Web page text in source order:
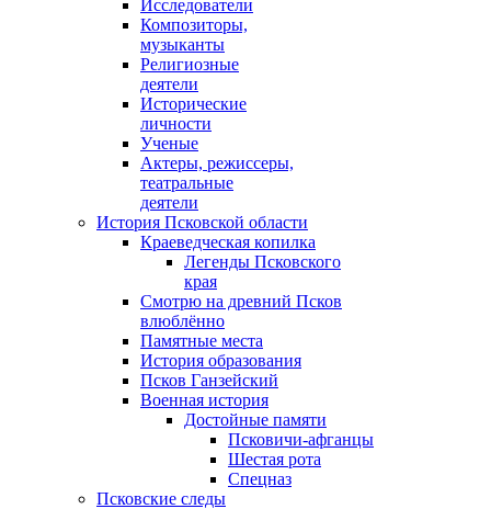
Исследователи
Композиторы,
музыканты
Религиозные
деятели
Исторические
личности
Ученые
Актеры, режиссеры,
театральные
деятели
История Псковской области
Краеведческая копилка
Легенды Псковского
края
Смотрю на древний Псков
влюблённо
Памятные места
История образования
Псков Ганзейский
Военная история
Достойные памяти
Псковичи-афганцы
Шестая рота
Спецназ
Псковские следы